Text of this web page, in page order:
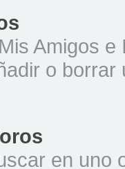
Amigos e
o
en uno